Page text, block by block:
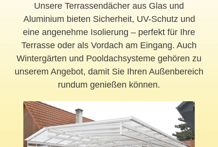
Unsere Terrassendächer aus Glas und
Aluminium bieten Sicherheit, UV-Schutz und
eine angenehme Isolierung – perfekt für Ihre
Terrasse oder als Vordach am Eingang. Auch
Wintergärten und Pooldachsysteme gehören zu
unserem Angebot, damit Sie Ihren Außenbereich
rundum genießen können.